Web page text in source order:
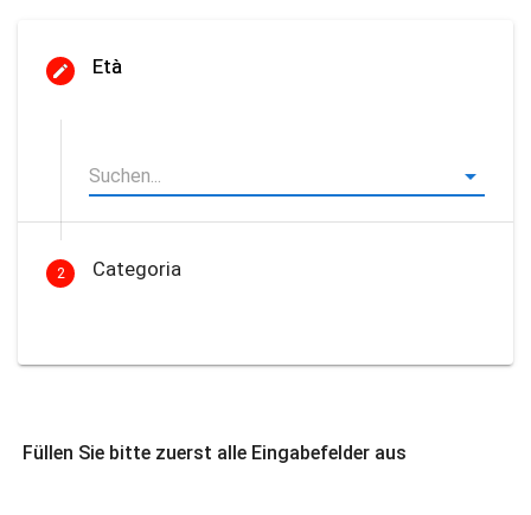
Età
2 Categoria
Füllen Sie bitte zuerst alle Eingabefelder aus